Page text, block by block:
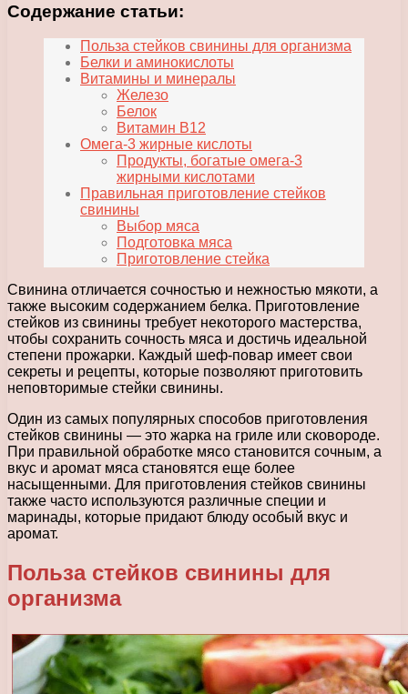
Содержание статьи:
Польза стейков свинины для организма
Белки и аминокислоты
Витамины и минералы
Железо
Белок
Витамин В12
Омега-3 жирные кислоты
Продукты, богатые омега-3
жирными кислотами
Правильная приготовление стейков
свинины
Выбор мяса
Подготовка мяса
Приготовление стейка
Свинина отличается сочностью и нежностью мякоти, а
также высоким содержанием белка. Приготовление
стейков из свинины требует некоторого мастерства,
чтобы сохранить сочность мяса и достичь идеальной
степени прожарки. Каждый шеф-повар имеет свои
секреты и рецепты, которые позволяют приготовить
неповторимые стейки свинины.
Один из самых популярных способов приготовления
стейков свинины — это жарка на гриле или сковороде.
При правильной обработке мясо становится сочным, а
вкус и аромат мяса становятся еще более
насыщенными. Для приготовления стейков свинины
также часто используются различные специи и
маринады, которые придают блюду особый вкус и
аромат.
Польза стейков свинины для
организма